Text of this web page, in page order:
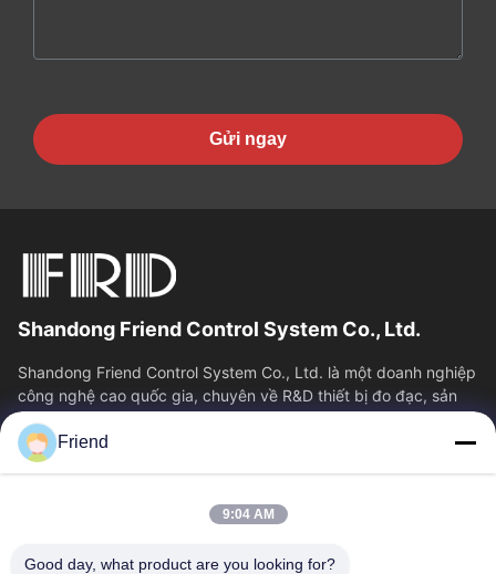
Gửi ngay
Shandong Friend Control System Co., Ltd.
Shandong Friend Control System Co., Ltd. là một doanh nghiệp
công nghệ cao quốc gia, chuyên về R&D thiết bị đo đạc, sản
xuất và dịch vụ điều...
Liên Kết Nhanh
Về Chúng Tôi
Tham Quan Nhà Máy
Kiểm Soát Chất Lượng
Friend
9:04 AM
Good day, what product are you looking for?